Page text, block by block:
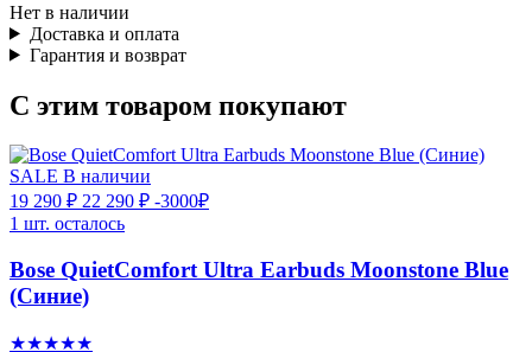
Нет в наличии
Доставка и оплата
Гарантия и возврат
С этим товаром покупают
SALE В наличии
19 290 ₽ 22 290 ₽ -3000₽
1 шт. осталось
Bose QuietComfort Ultra Earbuds Moonstone Blue
(Синие)
★★★★★